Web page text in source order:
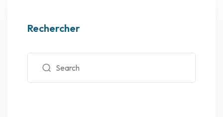
Rechercher